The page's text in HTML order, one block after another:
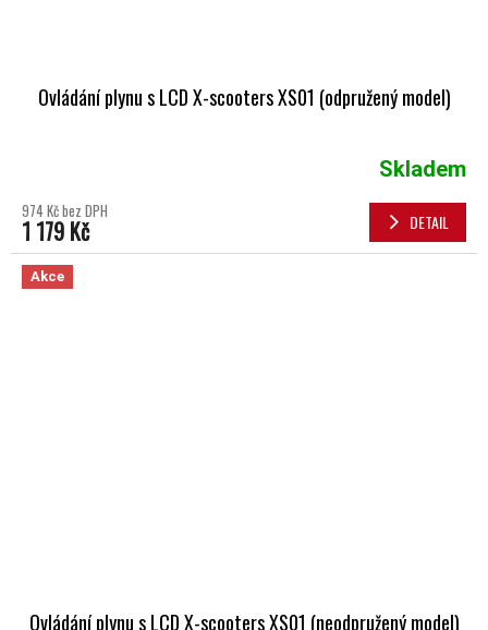
Ovládání plynu s LCD X-scooters XS01 (odpružený model)
Skladem
974 Kč bez DPH
1 179 Kč DETAIL
Akce
Ovládání plynu s LCD X-scooters XS01 (neodpružený model)